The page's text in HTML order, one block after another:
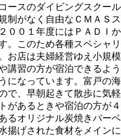
ースのダイビングスクール
制がなく自由なＣＭＡＳス
００１年度にはＰＡＤＩか
。このため各種スペシャリ
お店は夫婦経営ゆえ小規模
講習の方が宿泊できるよう
になっています。富戸の海
で、早朝起きて散歩に気軽
があるときや宿泊の方が４
るオリジナル炭焼きバーベ
揚げされた食材をメインに